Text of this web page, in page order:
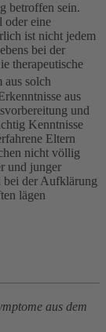
betroffen sein.
oder eine
ist nicht jedem
bei der
therapeutische
aus solch
aus
und
Kenntnisse
Eltern
nicht völlig
und junger
bei der Aufklärung
lägen
aus dem